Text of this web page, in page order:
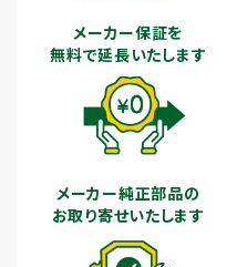
メーカー保証を
無料で延長いたします
メーカー純正部品の
お取り寄せいたします